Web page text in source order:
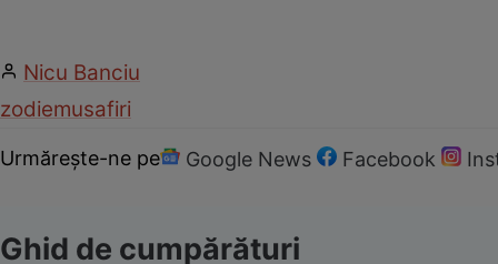
Nicu Banciu
zodiemusafiri
Urmărește-ne pe Google News Facebook
Ghid de cumpărături